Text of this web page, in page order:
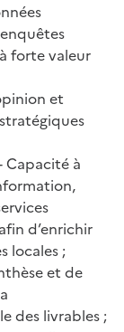
forte valeur
et
Capacité à
d’enrichir
locales ;
et de
des livrables ;